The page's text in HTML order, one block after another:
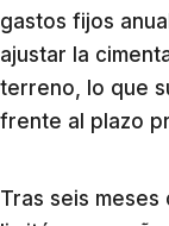
gastos fijos
ajustar la
terreno, lo que
frente al plazo
Tras seis meses